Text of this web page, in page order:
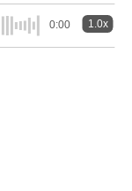
0:00 1.0x